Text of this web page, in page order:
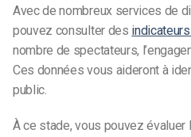
Avec de nombreux services de
pouvez consulter des
nombre de spectateurs,
Ces données vous aideront à
public.
À ce stade, vous pouvez